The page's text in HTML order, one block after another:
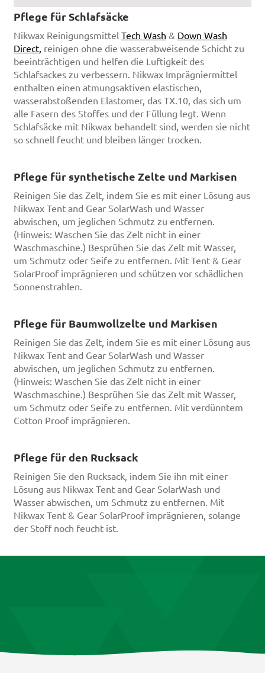
Pflege für Schlafsäcke
Nikwax Reinigungsmittel Tech Wash & Down Wash
Direct, reinigen ohne die wasserabweisende Schicht zu
beeinträchtigen und helfen die Luftigkeit des
Schlafsackes zu verbessern. Nikwax Imprägniermittel
enthalten einen atmungsaktiven elastischen,
wasserabstoßenden Elastomer, das TX.10, das sich um
alle Fasern des Stoffes und der Füllung legt. Wenn
Schlafsäcke mit Nikwax behandelt sind, werden sie nicht
so schnell feucht und bleiben länger trocken.
Pflege für synthetische Zelte und Markisen
Reinigen Sie das Zelt, indem Sie es mit einer Lösung aus
Nikwax Tent and Gear SolarWash und Wasser
abwischen, um jeglichen Schmutz zu entfernen.
(Hinweis: Waschen Sie das Zelt nicht in einer
Waschmaschine.) Besprühen Sie das Zelt mit Wasser,
um Schmutz oder Seife zu entfernen. Mit Tent & Gear
SolarProof imprägnieren und schützen vor schädlichen
Sonnenstrahlen.
Pflege für Baumwollzelte und Markisen
Reinigen Sie das Zelt, indem Sie es mit einer Lösung aus
Nikwax Tent and Gear SolarWash und Wasser
abwischen, um jeglichen Schmutz zu entfernen.
(Hinweis: Waschen Sie das Zelt nicht in einer
Waschmaschine.) Besprühen Sie das Zelt mit Wasser,
um Schmutz oder Seife zu entfernen. Mit verdünntem
Cotton Proof imprägnieren.
Pflege für den Rucksack
Reinigen Sie den Rucksack, indem Sie ihn mit einer
Lösung aus Nikwax Tent and Gear SolarWash und
Wasser abwischen, um Schmutz zu entfernen. Mit
Nikwax Tent & Gear SolarProof imprägnieren, solange
der Stoff noch feucht ist.